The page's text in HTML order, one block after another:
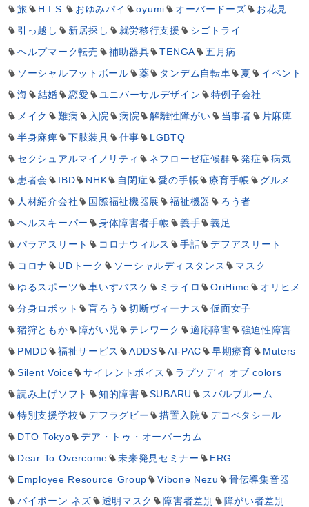
旅 H.I.S. おゆみパイ oyumi オーバードーズ
お花見
引っ越し
新居探し 就労移行支援
シゴトライ
ヘルプマーク転売
補助器具 TENGA
五月病
ソーシャルフットボール
薬 タンデム自転車 夏
イベント
海
結婚 恋愛 ユニバーサルデザイン
特例子会社
メイク
難病 入院 病院 解離性障がい 当事者
片麻痺
半身麻痺
下肢装具 仕事
LGBTQ
セクシュアルマイノリティ
ネフローゼ症候群 発症
病気
患者会
IBD NHK 自閉症 愛の手帳 療育手帳
グルメ
人材紹介会社
国際福祉機器展 福祉機器
ろう者
ヘルスキーパー
身体障害者手帳 義手
義足
パラアスリート
コロナウィルス 手話
デフアスリート
コロナ
UDトーク ソーシャルディスタンス
マスク
ゆるスポーツ
車いすバスケ ミライロ OriHime
オリヒメ
分身ロボット
盲ろう 切断ヴィーナス
仮面女子
猪狩ともか
障がい児 テレワーク 適応障害
強迫性障害
PMDD
福祉サービス ADDS AI-PAC 早期療育
Muters
Silent Voice
サイレントボイス
ラプソディ オブ colors
読み上げソフト
知的障害 SUBARU
スバルブルーム
特別支援学校
デフラグビー 措置入院
デコペタシール
DTO Tokyo
デア・トゥ・オーバーカム
Dear To Overcome
未来発見セミナー
ERG
Employee Resource Group
Vibone Nezu
骨伝導集音器
バイボーン ネズ
透明マスク 障害者差別
障がい者差別